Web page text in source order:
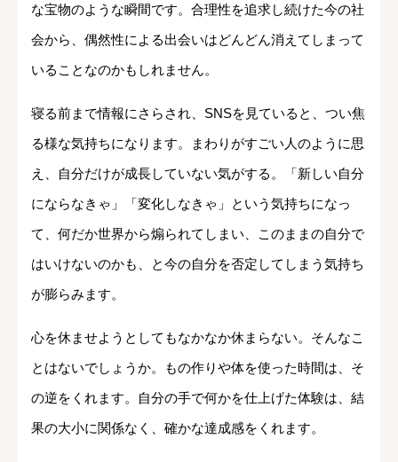
な宝物のような瞬間です。合理性を追求し続けた今の社
会から、偶然性による出会いはどんどん消えてしまって
いることなのかもしれません。
寝る前まで情報にさらされ、SNSを見ていると、つい焦
る様な気持ちになります。まわりがすごい人のように思
え、自分だけが成長していない気がする。「新しい自分
にならなきゃ」「変化しなきゃ」という気持ちになっ
て、何だか世界から煽られてしまい、このままの自分で
はいけないのかも、と今の自分を否定してしまう気持ち
が膨らみます。
心を休ませようとしてもなかなか休まらない。そんなこ
とはないでしょうか。もの作りや体を使った時間は、そ
の逆をくれます。自分の手で何かを仕上げた体験は、結
果の大小に関係なく、確かな達成感をくれます。